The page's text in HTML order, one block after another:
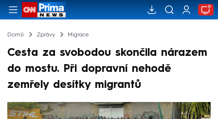
Domů Zprávy Migrace
Cesta za svobodou skončila nárazem
do mostu. Při dopravní nehodě
zemřely desítky migrantů